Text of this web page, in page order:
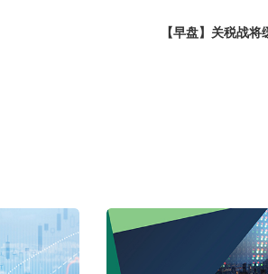
【早盘】关税战